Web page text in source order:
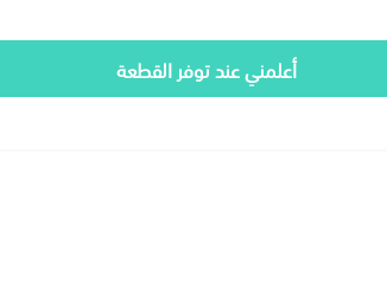
أعلمني عند توفر القطعة